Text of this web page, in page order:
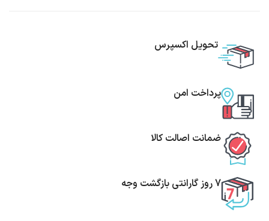
تحویل اکسپرس
پرداخت امن
ضمانت اصالت کالا
7 روز گارانتی بازگشت وجه